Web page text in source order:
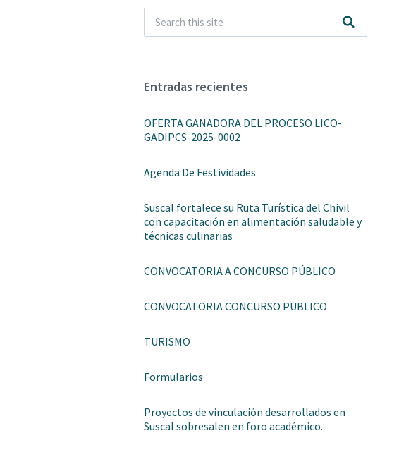
Entradas recientes
OFERTA GANADORA DEL PROCESO LICO-
GADIPCS-2025-0002
Agenda De Festividades
Suscal fortalece su Ruta Turística del Chivil
con capacitación en alimentación saludable y
técnicas culinarias
CONVOCATORIA A CONCURSO PÚBLICO
CONVOCATORIA CONCURSO PUBLICO
TURISMO
Formularios
Proyectos de vinculación desarrollados en
Suscal sobresalen en foro académico.